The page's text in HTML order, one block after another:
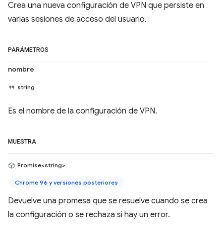
Crea una nueva configuración de VPN que persiste en
varias sesiones de acceso del usuario.
PARÁMETROS
nombre
string
Es el nombre de la configuración de VPN.
MUESTRA
Promise<string>
Chrome 96 y versiones posteriores
Devuelve una promesa que se resuelve cuando se crea
la configuración o se rechaza si hay un error.